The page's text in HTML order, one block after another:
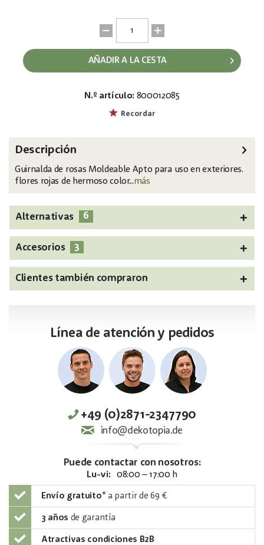
AÑADIR A LA CESTA
N.º artículo: 800012085
Recordar
Descripción
Guirnalda de rosas Moldeable Apto para uso en exteriores.
flores rojas de hermoso color...más
Alternativas 6
Accesorios 3
Clientes también compraron
Línea de atención y pedidos
+49 (0)2871-2347790
info@dekotopia.de
Puede contactar con nosotros:
Lu-vi: 08:00 – 17:00 h
Envío gratuito* a partir de 69 €
3 años de garantía
Atractivas condiciones B2B